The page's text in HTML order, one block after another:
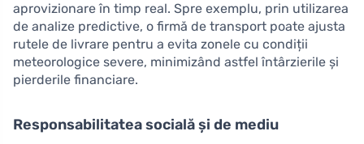
aprovizionare în timp real. Spre exemplu, prin utilizarea
de analize predictive, o firmă de transport poate ajusta
rutele de livrare pentru a evita zonele cu condiții
meteorologice severe, minimizând astfel întârzierile și
pierderile financiare.
Responsabilitatea socială și de mediu